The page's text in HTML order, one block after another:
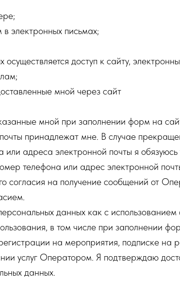
электронных письмах;
осуществляется доступ к сайту,
мной через сайт
мной при заполнении форм на
принадлежат мне. В случае
адреса электронной почты я обязуюсь
телефона или адрес электронной
согласия на получение сообщений от
данных как с использованием
в том числе при заполнении
на мероприятия, подписке на
услуг Оператором. Я подтверждаю
данных.